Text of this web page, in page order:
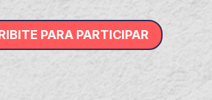
PARA PARTICIPAR